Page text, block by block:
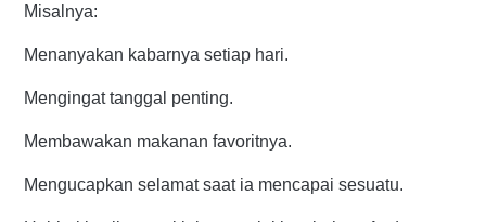
Misalnya:
Menanyakan kabarnya setiap hari.
Mengingat tanggal penting.
Membawakan makanan favoritnya.
Mengucapkan selamat saat ia mencapai sesuatu.